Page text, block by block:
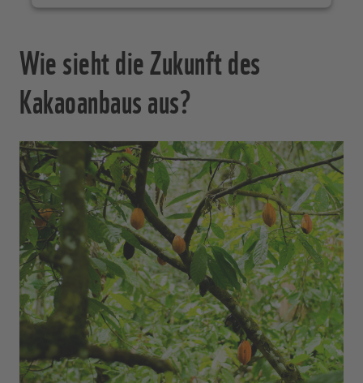
Wie sieht die Zukunft des
Kakaoanbaus aus?